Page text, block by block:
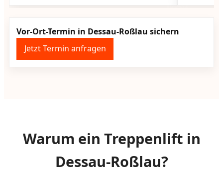
Vor-Ort-Termin in Dessau-Roßlau sichern
Jetzt Termin anfragen
Warum ein Treppenlift in
Dessau-Roßlau?